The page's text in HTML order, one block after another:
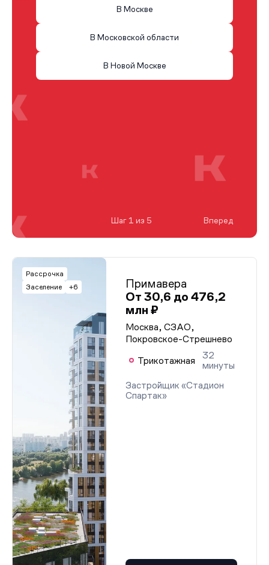
Рассрочка
Заселение
+6
Примавера
От 30,6 до 476,2
млн ₽
Москва, СЗАО,
Покровское-Стрешнево
Трикотажная
32
минуты
Застройщик «Стадион
Спартак»
В Москве
В Московской области
В Новой Москве
Шаг 1 из 5 Вперед